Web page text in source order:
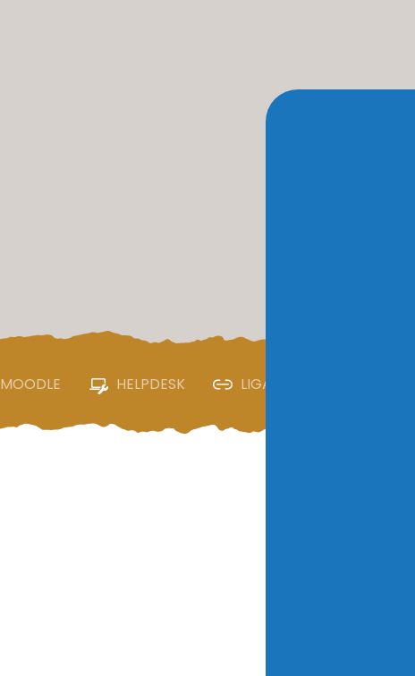
MOODLE HELPDESK LIGAÇÕES ÚTEIS